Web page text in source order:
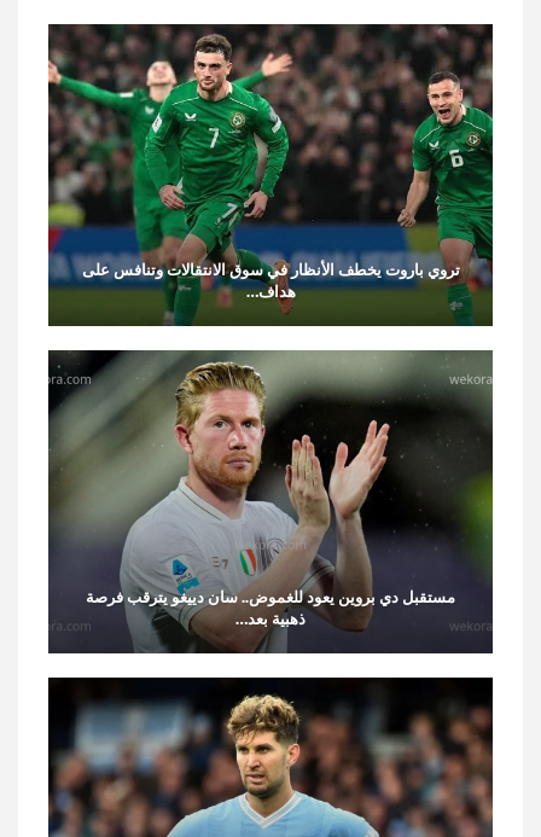
تروي باروت يخطف الأنظار في سوق الانتقالات وتنافس على
هداف…
مستقبل دي بروين يعود للغموض.. سان دييغو يترقب فرصة
ذهبية بعد…